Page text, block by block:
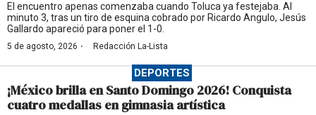
El encuentro apenas comenzaba cuando Toluca ya festejaba. Al
minuto 3, tras un tiro de esquina cobrado por Ricardo Angulo, Jesús
Gallardo apareció para poner el 1-0.
5 de agosto, 2026 · Redacción La-Lista
DEPORTES
¡México brilla en Santo Domingo 2026! Conquista
cuatro medallas en gimnasia artística